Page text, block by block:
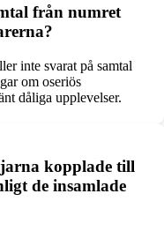
från numret
inte svarat på samtal
om oseriös
dåliga upplevelser.
kopplade till
de insamlade